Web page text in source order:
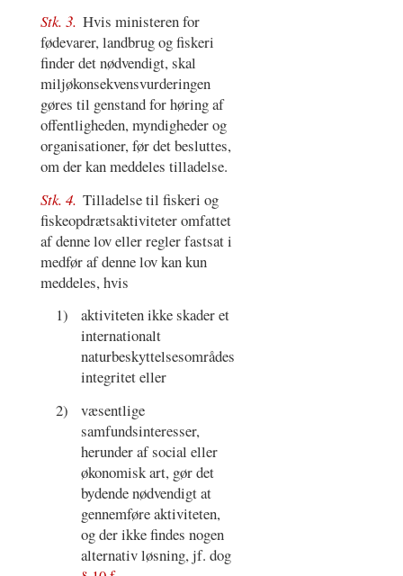
Stk. 3. Hvis ministeren for
fødevarer, landbrug og fiskeri
finder det nødvendigt, skal
miljøkonsekvensvurderingen
gøres til genstand for høring af
offentligheden, myndigheder og
organisationer, før det besluttes,
om der kan meddeles tilladelse.
Stk. 4. Tilladelse til fiskeri og
fiskeopdrætsaktiviteter omfattet
af denne lov eller regler fastsat i
medfør af denne lov kan kun
meddeles, hvis
1)
aktiviteten ikke skader et
internationalt
naturbeskyttelsesområdes
integritet eller
2)
væsentlige
samfundsinteresser,
herunder af social eller
økonomisk art, gør det
bydende nødvendigt at
gennemføre aktiviteten,
og der ikke findes nogen
alternativ løsning, jf. dog